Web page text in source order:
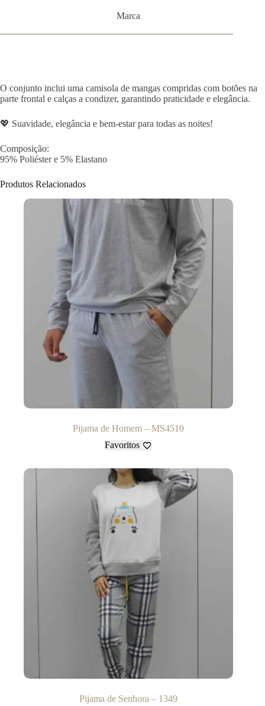
Marca
O conjunto inclui uma camisola de mangas compridas com botões na
parte frontal e calças a condizer, garantindo praticidade e elegância.
💖 Suavidade, elegância e bem-estar para todas as noites!
Composição:
95% Poliéster e 5% Elastano
Produtos Relacionados
Pijama de Homem – MS4510
Favoritos
Pijama de Senhora – 1349